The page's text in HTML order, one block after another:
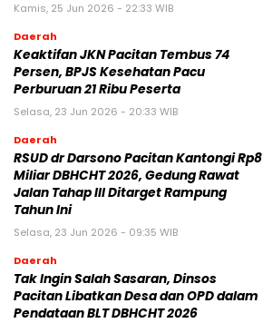
Kamis, 25 Jun 2026 - 22:33 WIB
Daerah
Keaktifan JKN Pacitan Tembus 74
Persen, BPJS Kesehatan Pacu
Perburuan 21 Ribu Peserta
Selasa, 23 Jun 2026 - 20:33 WIB
Daerah
RSUD dr Darsono Pacitan Kantongi Rp8
Miliar DBHCHT 2026, Gedung Rawat
Jalan Tahap III Ditarget Rampung
Tahun Ini
Selasa, 23 Jun 2026 - 09:35 WIB
Daerah
Tak Ingin Salah Sasaran, Dinsos
Pacitan Libatkan Desa dan OPD dalam
Pendataan BLT DBHCHT 2026